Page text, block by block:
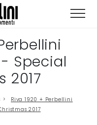
Special
2017
>
Riva 1920 + Perbellini
2017